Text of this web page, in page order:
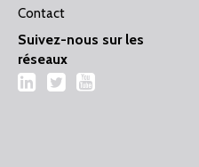
Contact
Suivez-nous sur les
réseaux
LinkedIn
TwitterYouTube